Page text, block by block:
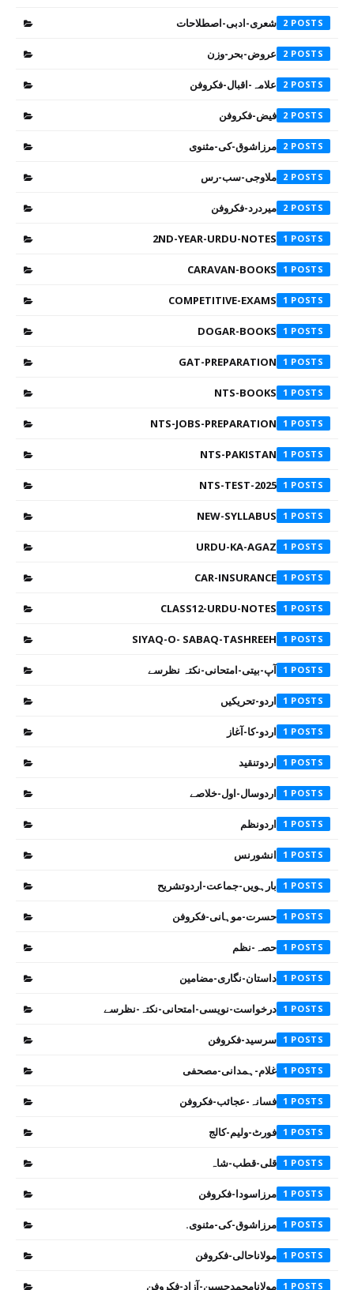
شعری-ادبی-اصطلاحات 2
عروض-بحر-وزن 2
علامہ-اقبال-فکروفن 2
فیض-فکروفن 2
مرزاشوق-کی-مثنوی 2
ملاوجی-سب-رس 2
میردرد-فکروفن 2
2ND-YEAR-URDU-NOTES 1
CARAVAN-BOOKS 1
COMPETITIVE-EXAMS 1
DOGAR-BOOKS 1
GAT-PREPARATION 1
NTS-BOOKS 1
NTS-JOBS-PREPARATION 1
NTS-PAKISTAN 1
NTS-TEST-2025 1
NEW-SYLLABUS 1
URDU-KA-AGAZ 1
CAR-INSURANCE 1
CLASS12-URDU-NOTES 1
SIYAQ-O- SABAQ-TASHREEH 1
آپ-بیتی-امتحانی-نکتہ نظرسے 1
اردو-تحریکیں 1
اردو-کا-آغاز 1
اردوتنقید 1
اردوسال-اول-خلاصے 1
اردونظم 1
انشورنس 1
بارہویں-جماعت-اردوتشریح 1
حسرت-موہانی-فکروفن 1
حصہ-نظم 1
داستان-نگاری-مضامین 1
درخواست-نویسی-امتحانی-نکتہ-نظرسے 1
سرسید-فکروفن 1
غلام-ہمدانی-مصحفی 1
فسانہ-عجائب-فکروفن 1
فورٹ-ولیم-کالج 1
قلی-قطب-شاہ 1
مرزاسودا-فکروفن 1
مرزاشوق-کی-مثنوی. 1
مولاناحالی-فکروفن 1
مولانامحمدحسین-آزاد-فکروفن 1